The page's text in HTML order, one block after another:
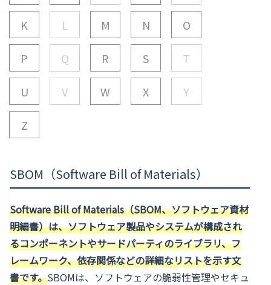
K L M N O
P Q R S T
U V W X Y
Z
SBOM（Software Bill of Materials）
Software Bill of Materials（SBOM、ソフトウェア資材
明細書）は、ソフトウェア製品やシステムが構成され
るコンポーネントやサードパーティのライブラリ、フ
レームワーク、依存関係などの詳細なリストを示す文
書です。SBOMは、ソフトウェアの脆弱性管理やセキュ